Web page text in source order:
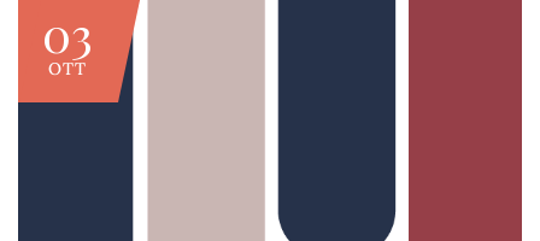
03
OTT